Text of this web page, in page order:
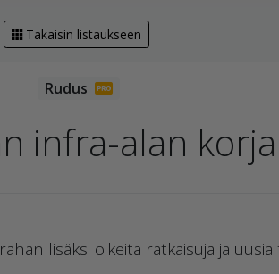
Takaisin listaukseen
infra-alan
lisäksi oikeita ratkaisuja ja